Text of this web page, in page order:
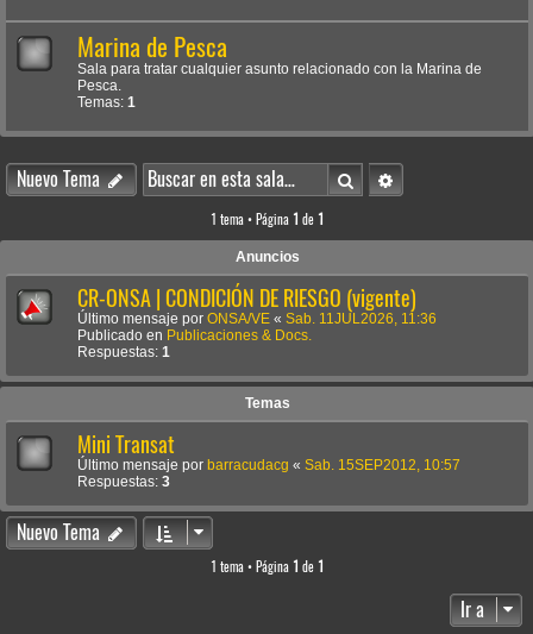
Marina de Pesca
Sala para tratar cualquier asunto relacionado con la Marina de
Pesca.
Temas: 1
Nuevo Tema BuscarBúsqueda avanzada
1 tema • Página 1 de 1
Anuncios
CR-ONSA | CONDICIÓN DE RIESGO (vigente)
Último mensaje por ONSA/VE « Sab. 11JUL2026, 11:36
Publicado en Publicaciones & Docs.
Respuestas: 1
Temas
Mini Transat
Último mensaje por barracudacg « Sab. 15SEP2012, 10:57
Respuestas: 3
Nuevo Tema
1 tema • Página 1 de 1
Ir a